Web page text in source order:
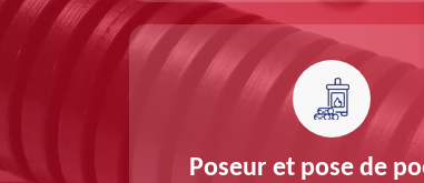
13
Poseur et pose de